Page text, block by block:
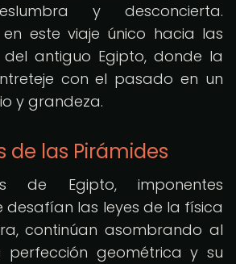
y desconcierta.
este viaje único hacia las
antiguo Egipto, donde la
con el pasado en un
y grandeza.
de las Pirámides
de Egipto, imponentes
desafían las leyes de la física
continúan asombrando al
perfección geométrica y su